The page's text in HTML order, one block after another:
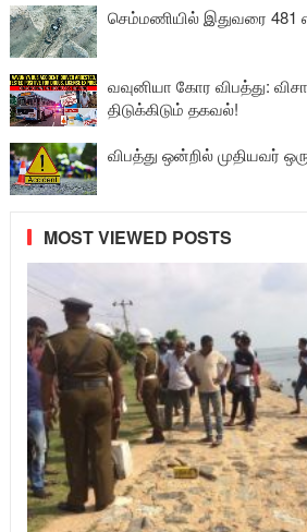
செம்மணியில் இதுவரை 481
வவுனியா கோர விபத்து:
திடுக்கிடும் தகவல்!
விபத்து ஒன்றில் முதியவர்
MOST VIEWED POSTS